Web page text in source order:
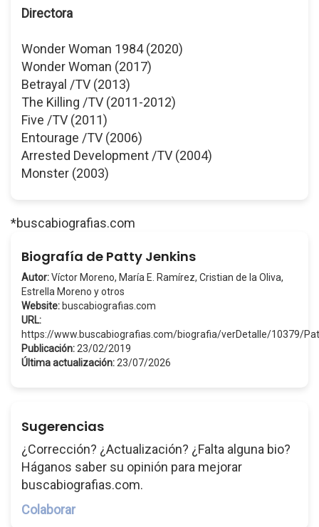
Directora
Wonder Woman 1984 (2020)
Wonder Woman (2017)
Betrayal /TV (2013)
The Killing /TV (2011-2012)
Five /TV (2011)
Entourage /TV (2006)
Arrested Development /TV (2004)
Monster (2003)
*buscabiografias.com
Biografía de Patty Jenkins
Autor:Víctor Moreno, María E. Ramírez, Cristian de la Oliva,
Estrella Moreno y otros
Website: buscabiografias.com
URL:
https://www.buscabiografias.com/biografia/verDetalle/10379/
Publicación: 23/02/2019
Última actualización: 23/07/2026
Sugerencias
¿Corrección? ¿Actualización? ¿Falta alguna bio?
Háganos saber su opinión para mejorar
buscabiografias.com.
Colaborar